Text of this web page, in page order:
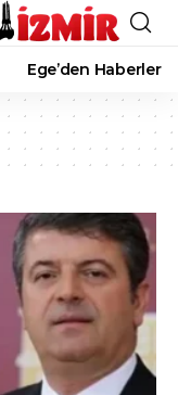
Ege’den Haberler